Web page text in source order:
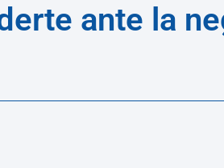
ante la